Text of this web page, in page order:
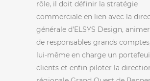
rôle, il doit définir la stratégie
commerciale en lien avec la
générale d’ELSYS Design,
de responsables grands
lui-même en charge un
clients et enfin piloter la